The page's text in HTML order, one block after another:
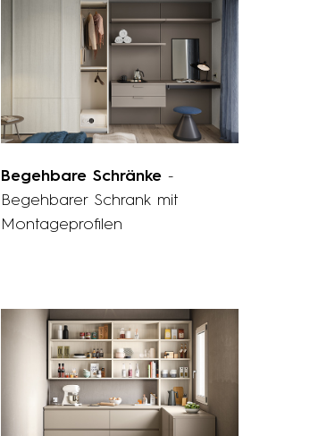
Begehbare Schränke -
Begehbarer Schrank mit
Montageprofilen